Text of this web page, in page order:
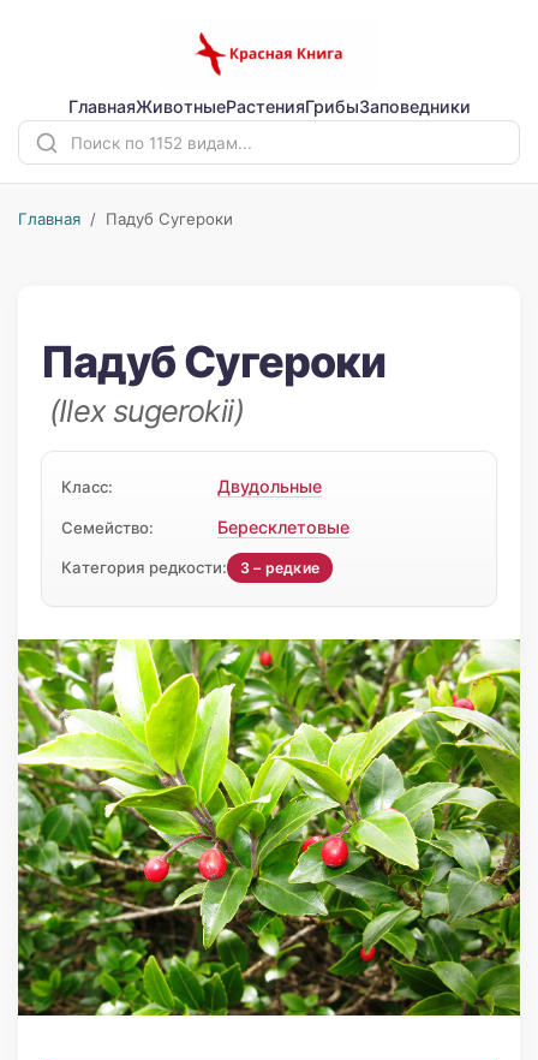
ГлавнаяЖивотныеРастенияГрибыЗаповедники
Главная / Падуб Сугероки
Падуб Сугероки
(Ilex sugerokii)
Класс: Двудольные
Семейство: Бересклетовые
Категория редкости: 3 – редкие